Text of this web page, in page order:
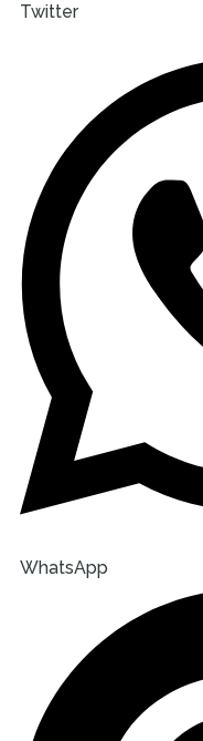
Twitter
WhatsApp